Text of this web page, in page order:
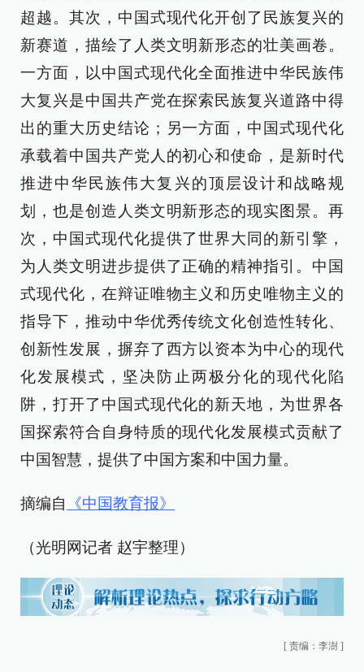
超越。其次，中国式现代化开创了民族复兴的
新赛道，描绘了人类文明新形态的壮美画卷。
一方面，以中国式现代化全面推进中华民族伟
大复兴是中国共产党在探索民族复兴道路中得
出的重大历史结论；另一方面，中国式现代化
承载着中国共产党人的初心和使命，是新时代
推进中华民族伟大复兴的顶层设计和战略规
划，也是创造人类文明新形态的现实图景。再
次，中国式现代化提供了世界大同的新引擎，
为人类文明进步提供了正确的精神指引。中国
式现代化，在辩证唯物主义和历史唯物主义的
指导下，推动中华优秀传统文化创造性转化、
创新性发展，摒弃了西方以资本为中心的现代
化发展模式，坚决防止两极分化的现代化陷
阱，打开了中国式现代化的新天地，为世界各
国探索符合自身特质的现代化发展模式贡献了
中国智慧，提供了中国方案和中国力量。
摘编自 《中国教育报》
（光明网记者 赵宇整理）
[ 责编：李澍 ]